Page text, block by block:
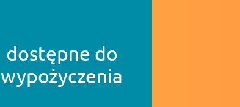
dostępne do
wypożyczenia